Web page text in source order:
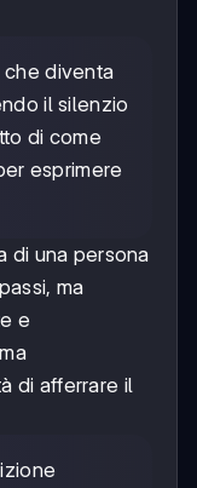
diventa
il silenzio
di come
esprimere
di una persona
ma
e
di afferrare il